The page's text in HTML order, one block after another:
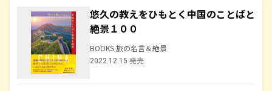
悠久の教えをひもとく中国のことばと
絶景１００
BOOKS 旅の名言＆絶景
2022.12.15 発売